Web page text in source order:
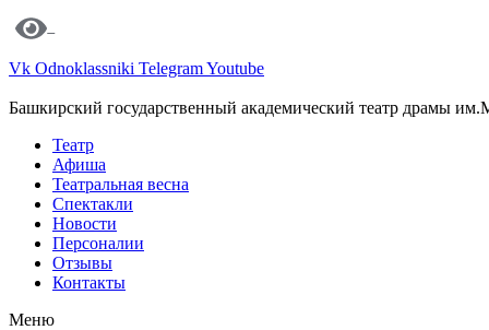
Vk Odnoklassniki TelegramYoutube
Башкирский государственный академический театр драмы
Театр
Афиша
Театральная весна
Спектакли
Новости
Персоналии
Отзывы
Контакты
Меню